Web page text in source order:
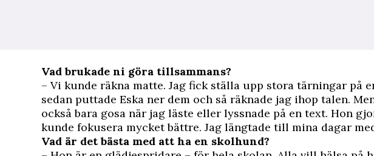
Vad brukade ni göra tillsammans?
– Vi kunde räkna matte. Jag fick ställa upp stora tärningar på
sedan puttade Eska ner dem och så räknade jag ihop talen.
också bara gosa när jag läste eller lyssnade på en text. Hon
kunde fokusera mycket bättre. Jag längtade till mina dagar
Vad är det bästa med att ha en skolhund?